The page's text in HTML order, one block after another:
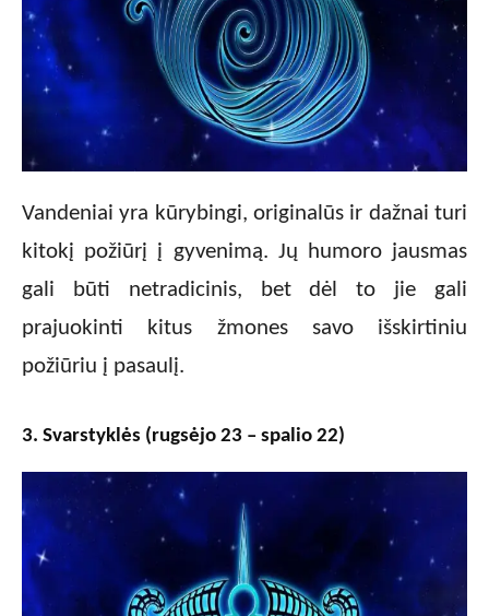
Vandeniai yra kūrybingi, originalūs ir dažnai turi
kitokį požiūrį į gyvenimą. Jų humoro jausmas
gali būti netradicinis, bet dėl to jie gali
prajuokinti kitus žmones savo išskirtiniu
požiūriu į pasaulį.
3. Svarstyklės (rugsėjo 23 – spalio 22)